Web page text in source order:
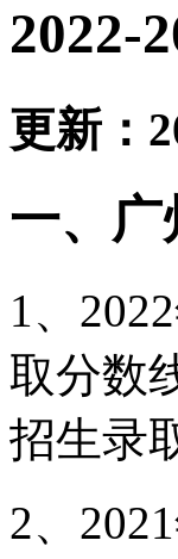
2022-
更新：
一、广
1、
取分数
招生录
2、